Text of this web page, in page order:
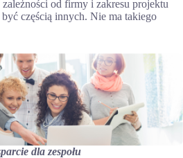
od firmy i zakresu projektu
częścią innych. Nie ma takiego
dla zespołu